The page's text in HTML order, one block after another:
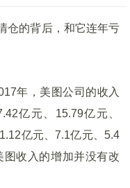
仓的背后，和它连年亏
年，美图公司的收入
亿元、15.79亿元、
亿元、7.1亿元、5.4
收入的增加并没有改